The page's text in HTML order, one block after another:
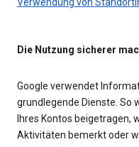
Die Nutzung sicherer
Google verwendet
grundlegende Dienste. So
Ihres Kontos beigetragen,
Aktivitäten bemerkt oder